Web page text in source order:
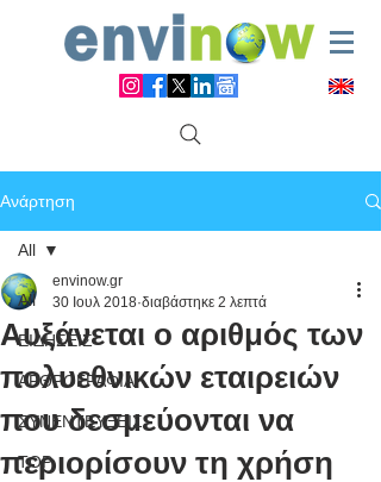
Ανάρτηση
All
ΕΙΔΗΣΕΙΣ
ΑΡΘΡΟΓΡΑΦΙΑ
ΣΥΝΕΝΤΕΥΞΕΙΣ
TOP
All
Αυξάνεται ο αριθμός των
πολυεθνικών εταιρειών
που δεσμεύονται να
περιορίσουν τη χρήση
envinow.gr
30 Ιουλ 2018 διαβάστηκε 2 λεπτά